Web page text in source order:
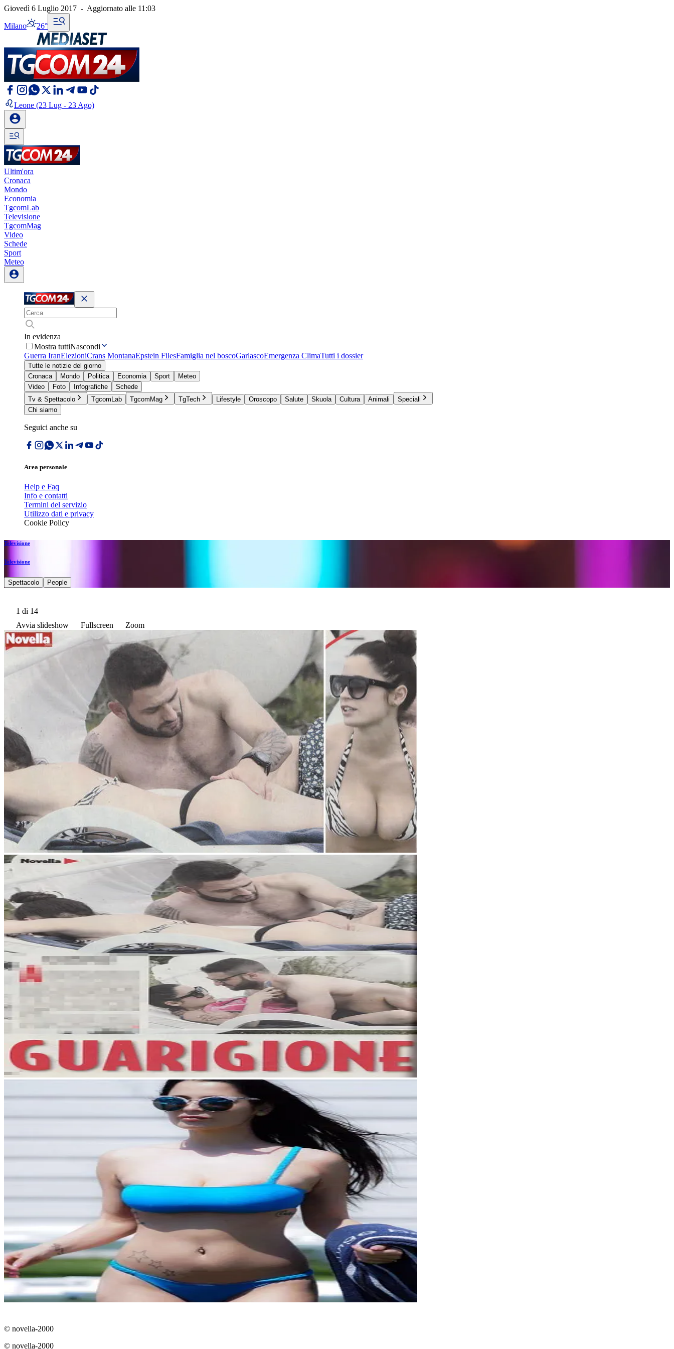
Giovedì 6 Luglio 2017 - Aggiornato alle 11:03
Milano 26°
Leone (23 Lug - 23 Ago)
Ultim'ora
Cronaca
Mondo
Economia
TgcomLab
Televisione
TgcomMag
Video
Schede
Sport
Meteo
In evidenza
Mostra tuttiNascondi
Guerra IranElezioniCrans MontanaEpstein FilesFamiglia nel boscoGarlascoEmergenza ClimaTutti i dossier
Tutte le notizie del giorno
Cronaca
Mondo Politica Economia Sport
Meteo
Video
Foto Infografiche
Schede
Tv & Spettacolo
TgcomLab TgcomMag TgTech Lifestyle Oroscopo Salute Skuola Cultura Animali
Speciali
Chi siamo
Seguici anche su
Area personale
Help e Faq
Info e contatti
Termini del servizio
Utilizzo dati e privacy
Cookie Policy
Televisione
Televisione
Spettacolo People
1 di 14
Avvia slideshow
Fullscreen Zoom
© novella-2000
© novella-2000